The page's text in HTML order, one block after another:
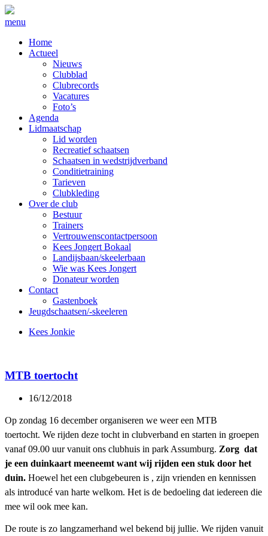
menu
Home
Actueel
Nieuws
Clubblad
Clubrecords
Vacatures
Foto’s
Agenda
Lidmaatschap
Lid worden
Recreatief schaatsen
Schaatsen in wedstrijdverband
Conditietraining
Tarieven
Clubkleding
Over de club
Bestuur
Trainers
Vertrouwenscontactpersoon
Kees Jongert Bokaal
Landijsbaan/skeelerbaan
Wie was Kees Jongert
Donateur worden
Contact
Gastenboek
Jeugdschaatsen/-skeeleren
Kees Jonkie
MTB toertocht
16/12/2018
Op zondag 16 december organiseren we weer een MTB
toertocht. We rijden deze tocht in clubverband en starten in groepen
vanaf 09.00 uur vanuit ons clubhuis in park Assumburg. Zorg dat
je een duinkaart meeneemt want wij rijden een stuk door het
duin. Hoewel het een clubgebeuren is , zijn vrienden en kennissen
als introducé van harte welkom. Het is de bedoeling dat iedereen die
mee wil ook mee kan.
De route is zo langzamerhand wel bekend bij jullie. We rijden vanuit